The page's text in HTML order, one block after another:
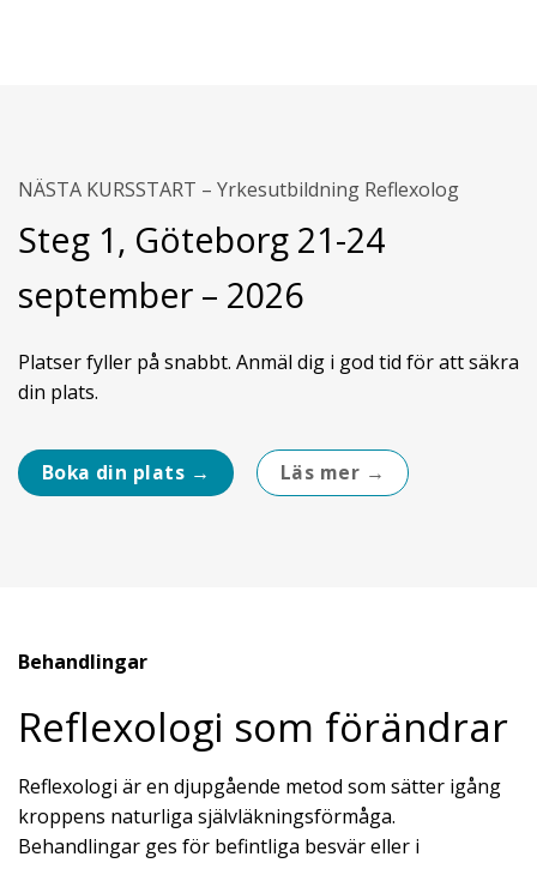
NÄSTA KURSSTART – Yrkesutbildning Reflexolog
Steg 1, Göteborg 21-24
september – 2026
Platser fyller på snabbt. Anmäl dig i god tid för att säkra
din plats.
Boka din plats → Läs mer →
Behandlingar
Reflexologi som förändrar
Reflexologi är en djupgående metod som sätter igång
kroppens naturliga självläkningsförmåga.
Behandlingar ges för befintliga besvär eller i